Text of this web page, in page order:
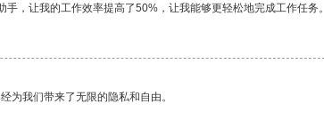
，让我的工作效率提高了50%，让我能够更轻松地完成工作任务。
为我们带来了无限的隐私和自由。